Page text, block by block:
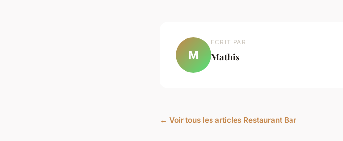
M
ECRIT PAR
Mathis
← Voir tous les articles Restaurant Bar